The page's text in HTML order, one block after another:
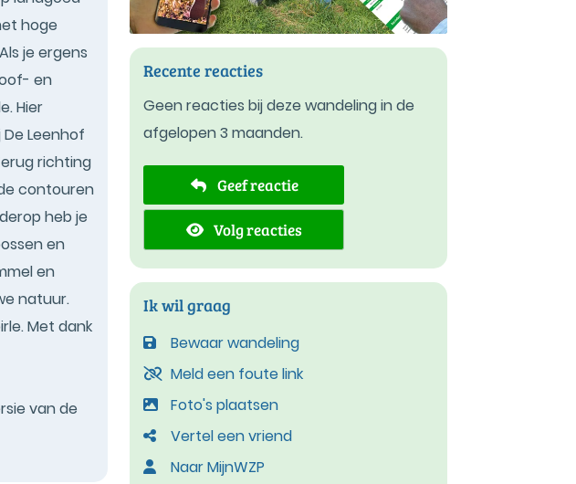
hoge
je ergens
en
Hier
Leenhof
richting
contouren
heb je
en
en
natuur.
Met dank
van de
Recente reacties
Geen reacties bij deze wandeling in de
afgelopen 3 maanden.
Geef reactie
Volg reacties
Ik wil graag
Bewaar wandeling
Meld een foute link
Foto's plaatsen
Vertel een vriend
Naar MijnWZP